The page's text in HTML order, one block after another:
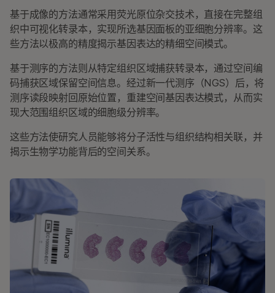
基于成像的方法通常采用荧光原位杂交技术，直接在完整组
织中可视化转录本，实现所选基因面板的亚细胞分辨率。这
些方法以极高的精度揭示基因表达的精细空间模式。
基于测序的方法则从特定组织区域捕获转录本，通过空间编
码捕获区域保留空间信息。经过新一代测序（NGS）后，将
测序读段映射回原始位置，重建空间基因表达模式，从而实
现大范围组织区域的细胞级分辨率。
这些方法使研究人员能够将分子活性与组织结构相关联，并
揭示生物学功能背后的空间关系。